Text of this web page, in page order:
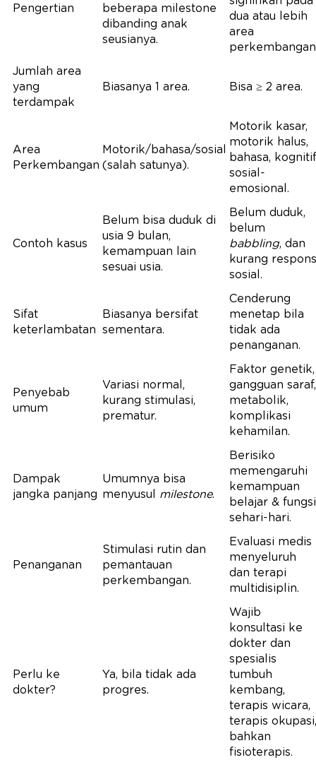
Pengertian
beberapa milestone
dibanding anak
seusianya.
dua atau lebih
area
Jumlah area
yang
terdampak
Biasanya 1 area. Bisa ≥ 2 area.
Area
Perkembangan
Motorik/bahasa/sosial
(salah satunya).
Motorik kasar,
motorik halus,
bahasa,
sosial-
emosional.
Contoh kasus
Belum bisa duduk di
usia 9 bulan,
kemampuan lain
sesuai usia.
Belum duduk,
belum
babbling, dan
kurang respons
sosial.
Sifat
keterlambatan
Biasanya bersifat
sementara.
Cenderung
menetap bila
tidak ada
penanganan.
Penyebab
umum
Variasi normal,
kurang stimulasi,
prematur.
Faktor genetik,
gangguan saraf,
metabolik,
komplikasi
kehamilan.
Dampak
jangka panjang
Umumnya bisa
menyusul milestone.
Berisiko
memengaruhi
kemampuan
belajar & fungsi
sehari-hari.
Penanganan
Stimulasi rutin dan
pemantauan
perkembangan.
Evaluasi medis
menyeluruh
dan terapi
multidisiplin.
Perlu ke
dokter?
Ya, bila tidak ada
progres.
Wajib
konsultasi ke
dokter dan
spesialis
tumbuh
kembang,
terapis wicara,
terapis okupasi,
bahkan
fisioterapis.